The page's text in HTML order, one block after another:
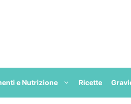
e Nutrizione Ricette